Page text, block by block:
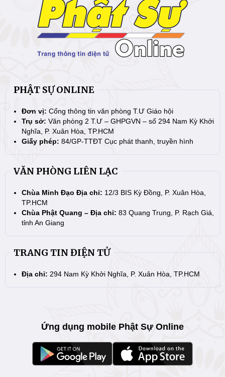
PHẬT SỰ ONLINE
Đơn vị: Cổng thông tin văn phòng T.Ư Giáo hội
Trụ sở: Văn phòng 2 T.Ư – GHPGVN – số 294 Nam Kỳ Khởi
Nghĩa, P. Xuân Hòa, TP.HCM
Giấy phép: 84/GP-TTĐT Cục phát thanh, truyền hình
VĂN PHÒNG LIÊN LẠC
Chùa Minh Đạo Địa chỉ: 12/3 BIS Kỳ Đồng, P. Xuân Hòa,
TP.HCM
Chùa Phật Quang – Địa chỉ: 83 Quang Trung, P. Rạch Giá,
tỉnh An Giang
TRANG TIN ĐIỆN TỬ
Địa chỉ: 294 Nam Kỳ Khởi Nghĩa, P. Xuân Hòa, TP.HCM
Ứng dụng mobile Phật Sự Online